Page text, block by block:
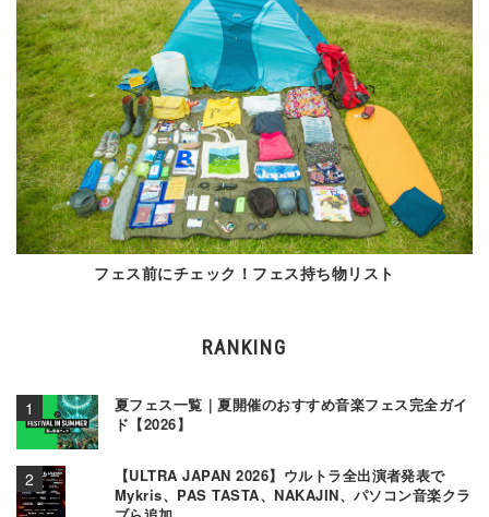
フェス前にチェック！フェス持ち物リスト
RANKING
夏フェス一覧｜夏開催のおすすめ音楽フェス完全ガイ
ド【2026】
【ULTRA JAPAN 2026】ウルトラ全出演者発表で
Mykris、PAS TASTA、NAKAJIN、パソコン音楽クラ